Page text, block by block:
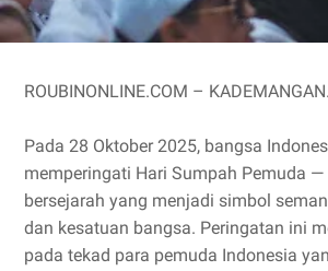
ROUBINONLINE.COM – KADEMANGAN.
Pada 28 Oktober 2025, bangsa
memperingati Hari Sumpah Pemuda —
bersejarah yang menjadi simbol
dan kesatuan bangsa. Peringatan ini
pada tekad para pemuda Indonesia